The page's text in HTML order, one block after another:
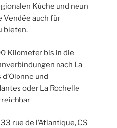
Küche und neun
Vendée auch für
bieten.
Kilometer bis in die
nach La
und
oder La Rochelle
33 rue de l’Atlantique, CS